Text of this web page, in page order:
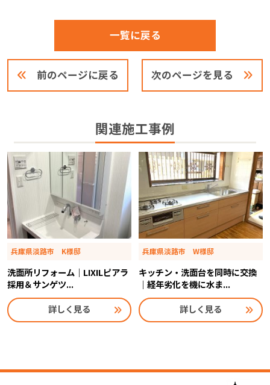
前のページに戻る
一覧に戻る
次のページを見る
関連施工事例
兵庫県淡路市 K様邸
洗面所リフォーム｜LIXILピアラ
採用＆サンゲツ...
詳しく見る
兵庫県淡路市 W様邸
キッチン・洗面台を同時に交換
｜経年劣化を機に水ま...
詳しく見る